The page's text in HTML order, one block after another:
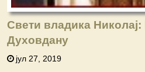
Свети владика
Духовдану
јул 27, 2019